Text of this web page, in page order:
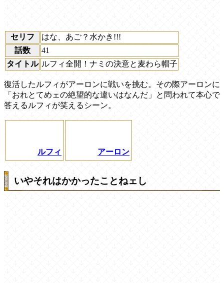
セリフ
はな、あご？水かき!!!
話数
41
タイトル ルフィ全開！ナミの決意と麦わら帽子
復活したルフィがアーロンに戦いを挑む。その際アーロンに
「おれとてめェの絶望的な違いはなんだ」と問われて本心で
答えるルフィが笑えるシーン。
ルフィ アーロン
いやそれはかかったことねェし